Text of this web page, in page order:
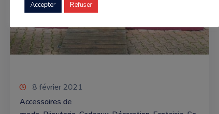
8 février 2021
Accessoires de
Accepter Refuser